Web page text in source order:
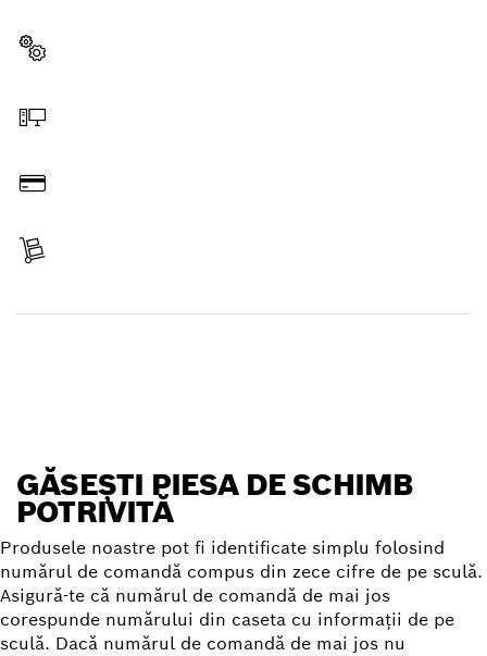
GĂSEŞTI PIESA DE SCHIMB
POTRIVITĂ
Produsele noastre pot fi identificate simplu folosind
numărul de comandă compus din zece cifre de pe sculă.
Asigură-te că numărul de comandă de mai jos
corespunde numărului din caseta cu informaţii de pe
sculă. Dacă numărul de comandă de mai jos nu